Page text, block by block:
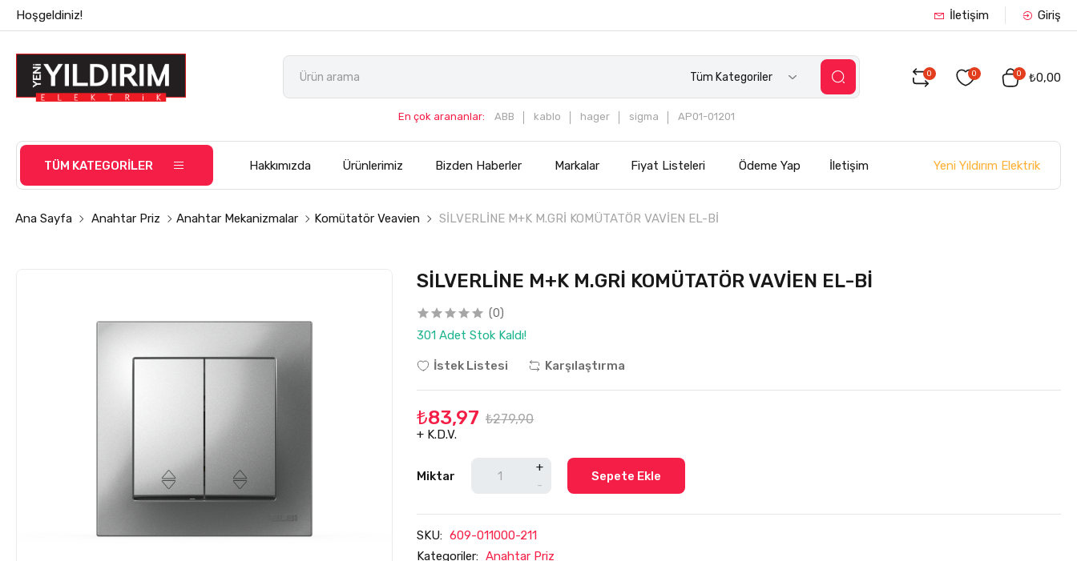
Hoşgeldiniz! İletişim Giriş
Tüm Kategoriler
En çok arananlar: ABB kablo hager sigma AP01-01201
0 0 0 ₺0,00
TÜM KATEGORİLER Hakkımızda Ürünlerimiz Bizden Haberler Markalar Fiyat Listeleri Ödeme Yap İletişim Yeni Yıldırım Elektrik
Ana Sayfa Anahtar Priz Anahtar Mekanizmalar Komütatör Veavien SİLVERLİNE M+K M.GRİ KOMÜTATÖR VAVİEN EL-Bİ
SİLVERLİNE M+K M.GRİ KOMÜTATÖR VAVİEN EL-Bİ
(0)
301 Adet Stok Kaldı!
İstek Listesi Karşılaştırma
₺83,97 ₺279,90
+ K.D.V.
Miktar
+
-
Sepete Ekle
SKU: 609-011000-211
Kategoriler: Anahtar Priz